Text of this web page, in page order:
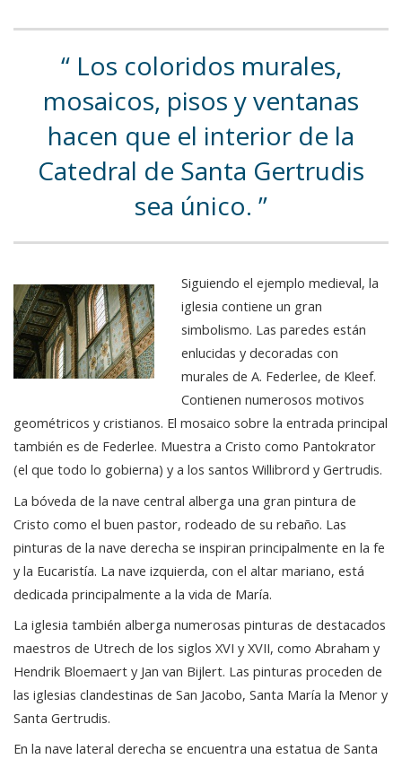
Los coloridos murales,
mosaicos, pisos y ventanas
hacen que el interior de la
Catedral de Santa Gertrudis
sea único.
Siguiendo el ejemplo medieval, la
iglesia contiene un gran
simbolismo. Las paredes están
enlucidas y decoradas con
murales de A. Federlee, de Kleef.
Contienen numerosos motivos
geométricos y cristianos. El mosaico sobre la entrada principal
también es de Federlee. Muestra a Cristo como Pantokrator
(el que todo lo gobierna) y a los santos Willibrord y Gertrudis.
La bóveda de la nave central alberga una gran pintura de
Cristo como el buen pastor, rodeado de su rebaño. Las
pinturas de la nave derecha se inspiran principalmente en la fe
y la Eucaristía. La nave izquierda, con el altar mariano, está
dedicada principalmente a la vida de María.
La iglesia también alberga numerosas pinturas de destacados
maestros de Utrech de los siglos XVI y XVII, como Abraham y
Hendrik Bloemaert y Jan van Bijlert. Las pinturas proceden de
las iglesias clandestinas de San Jacobo, Santa María la Menor y
Santa Gertrudis.
En la nave lateral derecha se encuentra una estatua de Santa